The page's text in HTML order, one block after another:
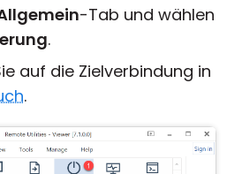
-Tab und wählen
.
auf die Zielverbindung in
.